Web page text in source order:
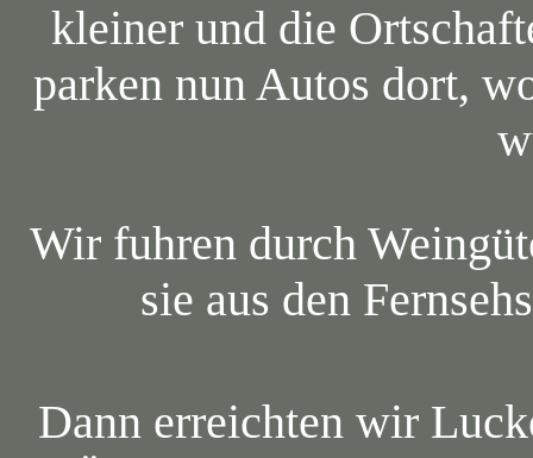
kleiner und die
parken nun Autos dort,
Wir fuhren durch
sie aus den
Dann erreichten wir